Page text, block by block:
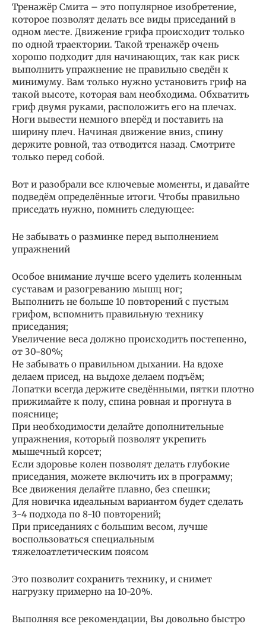
Тренажёр Смита – это популярное изобретение,
которое позволят делать все виды приседаний в
одном месте. Движение грифа происходит только
по одной траектории. Такой тренажёр очень
хорошо подходит для начинающих, так как риск
выполнить упражнение не правильно сведён к
минимуму. Вам только нужно установить гриф на
такой высоте, которая вам необходима. Обхватить
гриф двумя руками, расположить его на плечах.
Ноги вывести немного вперёд и поставить на
ширину плеч. Начиная движение вниз, спину
держите ровной, таз отводится назад. Смотрите
только перед собой.
Вот и разобрали все ключевые моменты, и давайте
подведём определённые итоги. Чтобы правильно
приседать нужно, помнить следующее:
Не забывать о разминке перед выполнением
упражнений
Особое внимание лучше всего уделить коленным
суставам и разогреванию мышц ног;
Выполнить не больше 10 повторений с пустым
грифом, вспомнить правильную технику
приседания;
Увеличение веса должно происходить постепенно,
от 30-80%;
Не забывать о правильном дыхании. На вдохе
делаем присед, на выдохе делаем подъём;
Лопатки всегда держите сведёнными, пятки плотно
прижимайте к полу, спина ровная и прогнута в
пояснице;
При необходимости делайте дополнительные
упражнения, который позволят укрепить
мышечный корсет;
Если здоровье колен позволят делать глубокие
приседания, можете включить их в программу;
Все движения делайте плавно, без спешки;
Для новичка идеальным вариантом будет сделать
3-4 подхода по 8-10 повторений;
При приседаниях с большим весом, лучше
воспользоваться специальным
тяжелоатлетическим поясом
Это позволит сохранить технику, и снимет
нагрузку примерно на 10-20%.
Выполняя все рекомендации, Вы довольно быстро